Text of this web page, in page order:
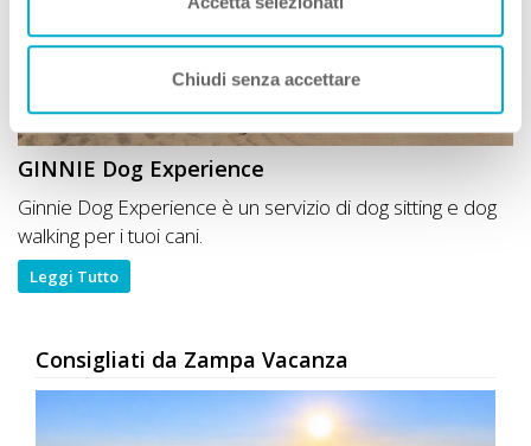
Chiudi senza accettare
GINNIE Dog Experience
Ginnie Dog Experience è un servizio di dog sitting e dog
walking per i tuoi cani.
Leggi Tutto
Consigliati da Zampa Vacanza